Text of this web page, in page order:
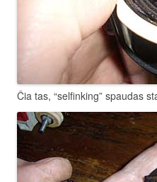
Čia tas, “selfinking” spaudas